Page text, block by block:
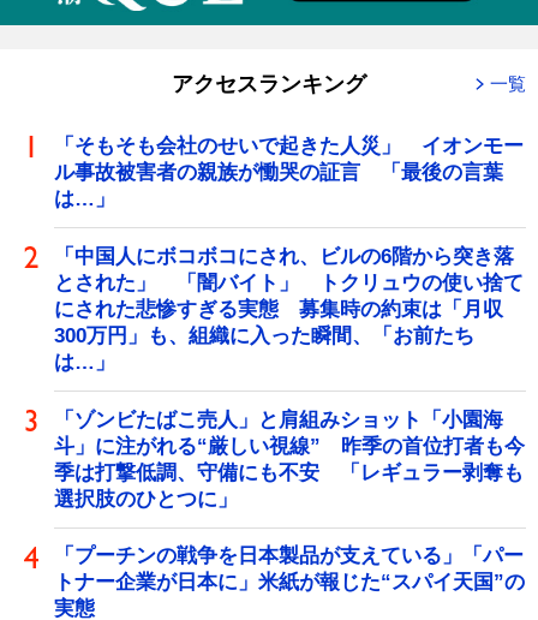
アクセスランキング 一覧
「そもそも会社のせいで起きた人災」 イオンモー
ル事故被害者の親族が慟哭の証言 「最後の言葉
は…」
「中国人にボコボコにされ、ビルの6階から突き落
とされた」 「闇バイト」 トクリュウの使い捨て
にされた悲惨すぎる実態 募集時の約束は「月収
300万円」も、組織に入った瞬間、「お前たち
は…」
「ゾンビたばこ売人」と肩組みショット「小園海
斗」に注がれる“厳しい視線” 昨季の首位打者も今
季は打撃低調、守備にも不安 「レギュラー剥奪も
選択肢のひとつに」
「プーチンの戦争を日本製品が支えている」「パー
トナー企業が日本に」米紙が報じた“スパイ天国”の
実態